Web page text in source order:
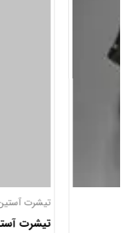
تیشرت آستین بلند
تیشرت آستین بلند بهاره